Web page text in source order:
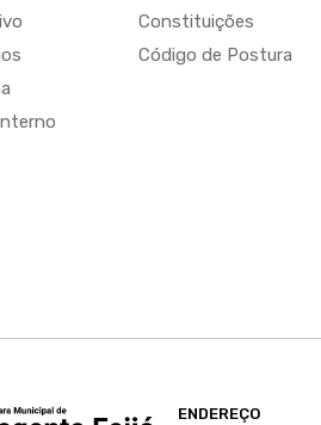
Constituições
Código de Postura
ENDEREÇO